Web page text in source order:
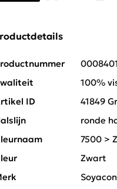
100%
ID
41849
ronde
7500 >
Zwart